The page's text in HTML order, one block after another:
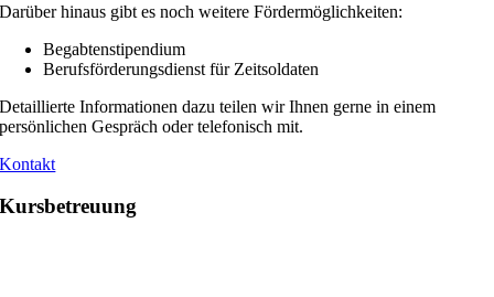
Darüber hinaus gibt es noch weitere Fördermöglichkeiten:
Begabtenstipendium
Berufsförderungsdienst für Zeitsoldaten
Detaillierte Informationen dazu teilen wir Ihnen gerne in einem
persönlichen Gespräch oder telefonisch mit.
Kontakt
Kursbetreuung